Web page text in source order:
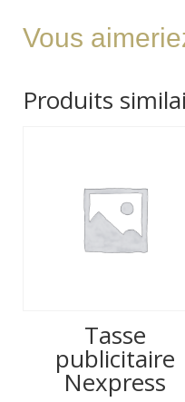
Vous
Produits
Tasse
publicitaire
Nexpress